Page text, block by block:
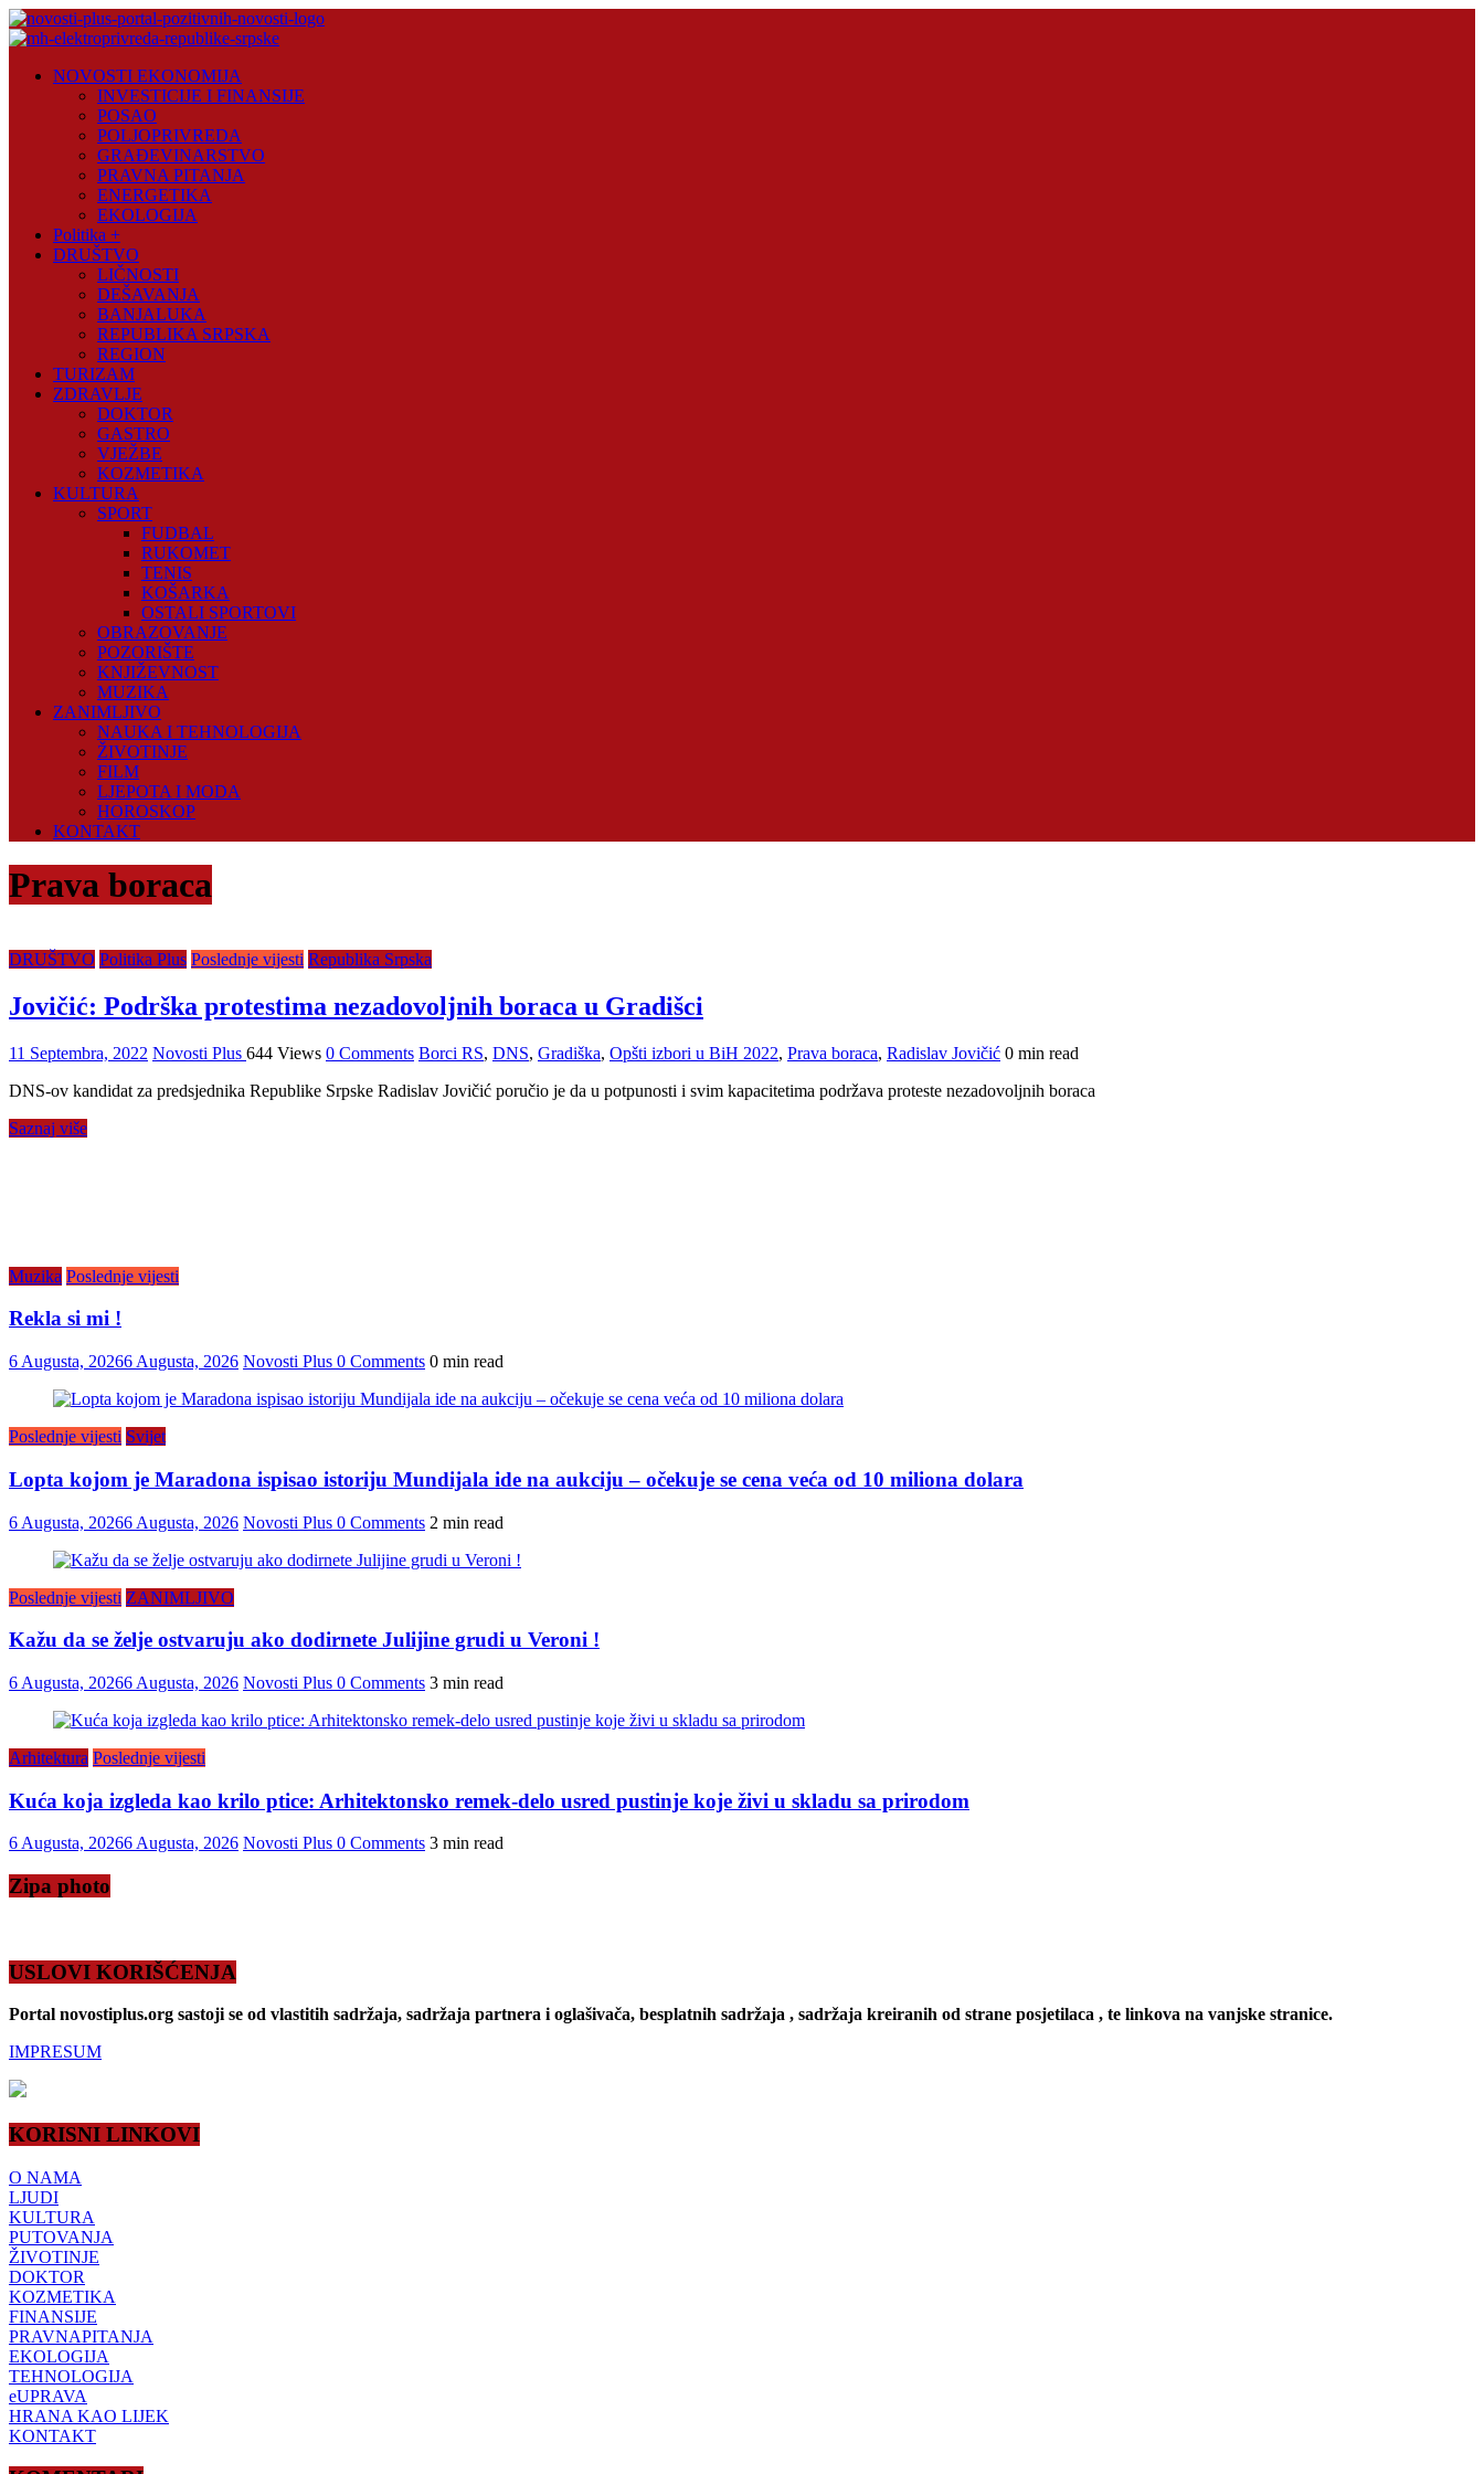
Skip
to
Plus
NOVOSTI EKONOMIJA
INVESTICIJE I FINANSIJE
POSAO
POLJOPRIVREDA
GRAĐEVINARSTVO
PRAVNA PITANJA
ENERGETIKA
EKOLOGIJA
Politika +
DRUŠTVO
LIČNOSTI
DEŠAVANJA
BANJALUKA
REPUBLIKA SRPSKA
REGION
TURIZAM
ZDRAVLJE
DOKTOR
GASTRO
VJEŽBE
KOZMETIKA
KULTURA
SPORT
FUDBAL
RUKOMET
TENIS
KOŠARKA
OSTALI SPORTOVI
OBRAZOVANJE
POZORIŠTE
KNJIŽEVNOST
MUZIKA
ZANIMLJIVO
NAUKA I TEHNOLOGIJA
ŽIVOTINJE
FILM
LJEPOTA I MODA
HOROSKOP
KONTAKT
Prava boraca
DRUŠTVO Politika Plus Poslednje vijesti Republika Srpska
Jovičić: Podrška protestima nezadovoljnih boraca u Gradišci
11 Septembra, 2022 Novosti Plus 644 Views 0 Comments Borci RS, DNS, Gradiška, Opšti izbori u BiH 2022, Prava boraca, Radislav Jovičić 0 min read
DNS-ov kandidat za predsjednika Republike Srpske Radislav Jovičić poručio je da u potpunosti i svim kapacitetima podržava proteste nezadovoljnih boraca
Saznaj više
Muzika Poslednje vijesti
Rekla si mi !
6 Augusta, 20266 Augusta, 2026 Novosti Plus 0 Comments 0 min read
Poslednje vijesti Svijet
Lopta kojom je Maradona ispisao istoriju Mundijala ide na aukciju – očekuje se cena veća od 10 miliona dolara
6 Augusta, 20266 Augusta, 2026 Novosti Plus 0 Comments 2 min read
Poslednje vijesti ZANIMLJIVO
Kažu da se želje ostvaruju ako dodirnete Julijine grudi u Veroni !
6 Augusta, 20266 Augusta, 2026 Novosti Plus 0 Comments 3 min read
Arhitektura Poslednje vijesti
Kuća koja izgleda kao krilo ptice: Arhitektonsko remek-delo usred pustinje koje živi u skladu sa prirodom
6 Augusta, 20266 Augusta, 2026 Novosti Plus 0 Comments 3 min read
Zipa photo
USLOVI KORIŠĆENJA
Portal novostiplus.org sastoji se od vlastitih sadržaja, sadržaja partnera i oglašivača, besplatnih sadržaja , sadržaja kreiranih od strane posjetilaca , te linkova na vanjske stranice.
IMPRESUM
KORISNI LINKOVI
O NAMA
LJUDI
KULTURA
PUTOVANJA
ŽIVOTINJE
DOKTOR
KOZMETIKA
FINANSIJE
PRAVNAPITANJA
EKOLOGIJA
TEHNOLOGIJA
eUPRAVA
HRANA KAO LIJEK
KONTAKT